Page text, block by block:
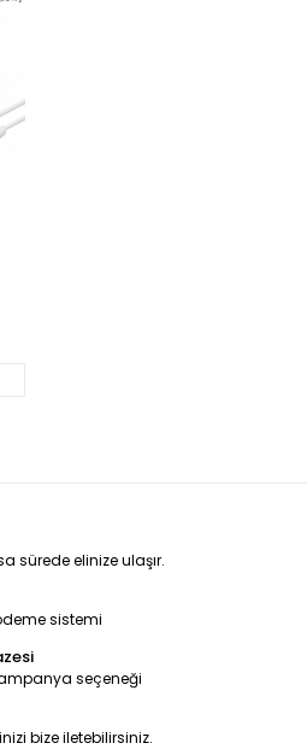
sürede elinize ulaşır.
sistemi
seçeneği
bize iletebilirsiniz.